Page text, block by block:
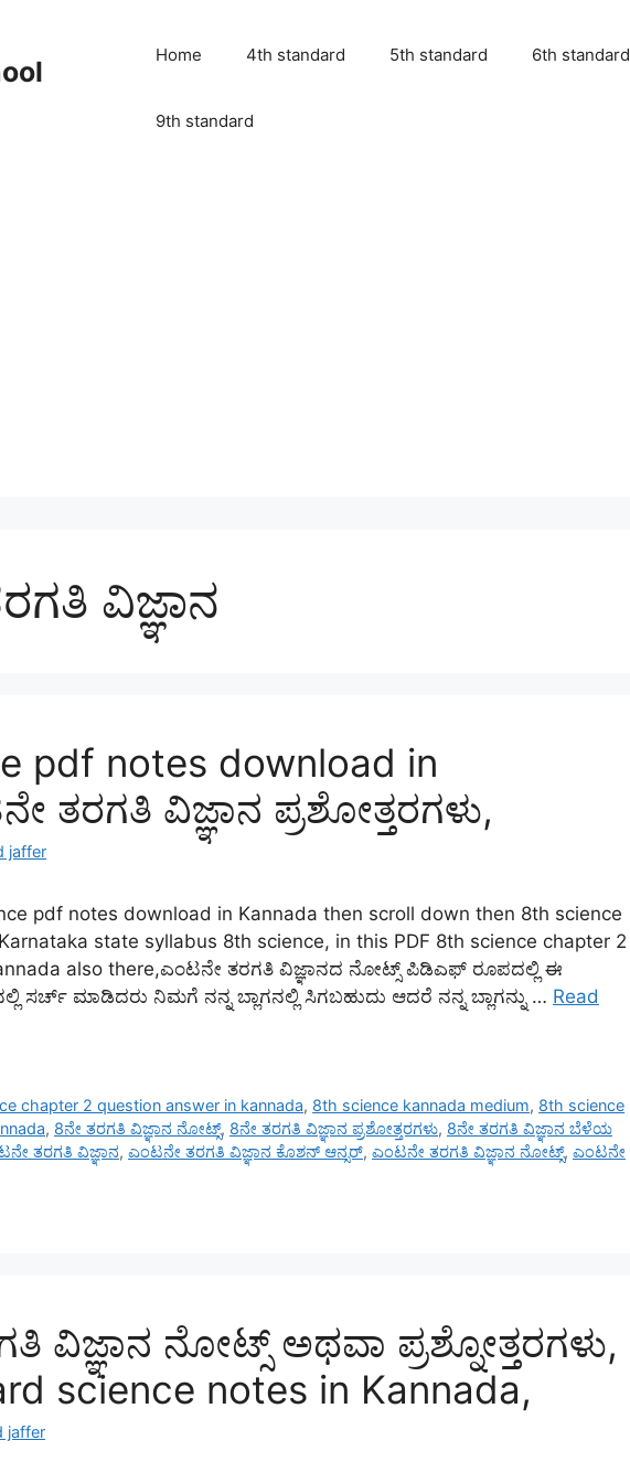
Home 4th standard 5th standard 6th standard
9th standard
ವಿಜ್ಞಾನ
pdf notes download in
ತರಗತಿ ವಿಜ್ಞಾನ ಪ್ರಶೋತ್ತರಗಳು,
jaffer
pdf notes download in Kannada then scroll down then 8th science
state syllabus 8th science, in this PDF 8th science chapter 2
also there,ಎಂಟನೇ ತರಗತಿ ವಿಜ್ಞಾನದ ನೋಟ್ಸ್ ಪಿಡಿಎಫ್ ರೂಪದಲ್ಲಿ ಈ
ಸರ್ಚ್ ಮಾಡಿದರು ನಿಮಗೆ ನನ್ನ ಬ್ಲಾಗನಲ್ಲಿ ಸಿಗಬಹುದು ಆದರೆ ನನ್ನ ಬ್ಲಾಗನ್ನು … Read
chapter 2 question answer in kannada, 8th science kannada medium, 8th science
, 8ನೇ ತರಗತಿ ವಿಜ್ಞಾನ ನೋಟ್ಸ್, 8ನೇ ತರಗತಿ ವಿಜ್ಞಾನ ಪ್ರಶೋತ್ತರಗಳು, 8ನೇ ತರಗತಿ ವಿಜ್ಞಾನ ಬೆಳೆಯ
ತರಗತಿ ವಿಜ್ಞಾನ, ಎಂಟನೇ ತರಗತಿ ವಿಜ್ಞಾನ ಕೊಶನ್ ಆನ್ಸರ್, ಎಂಟನೇ ತರಗತಿ ವಿಜ್ಞಾನ ನೋಟ್ಸ್, ಎಂಟನೇ
ವಿಜ್ಞಾನ ನೋಟ್ಸ್ ಅಥವಾ ಪ್ರಶ್ನೋತ್ತರಗಳು,
science notes in Kannada,
jaffer